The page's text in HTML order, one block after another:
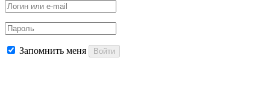
Запомнить меня Войти